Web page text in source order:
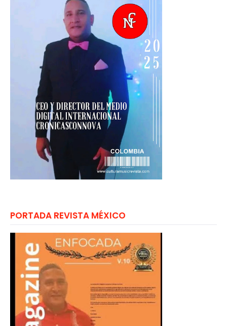
PORTADA REVISTA MÉXICO